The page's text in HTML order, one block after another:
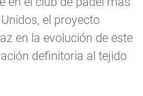
el proyecto
en la evolución de este
definitoria al tejido